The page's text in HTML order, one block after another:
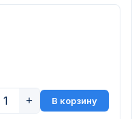
+ В корзину